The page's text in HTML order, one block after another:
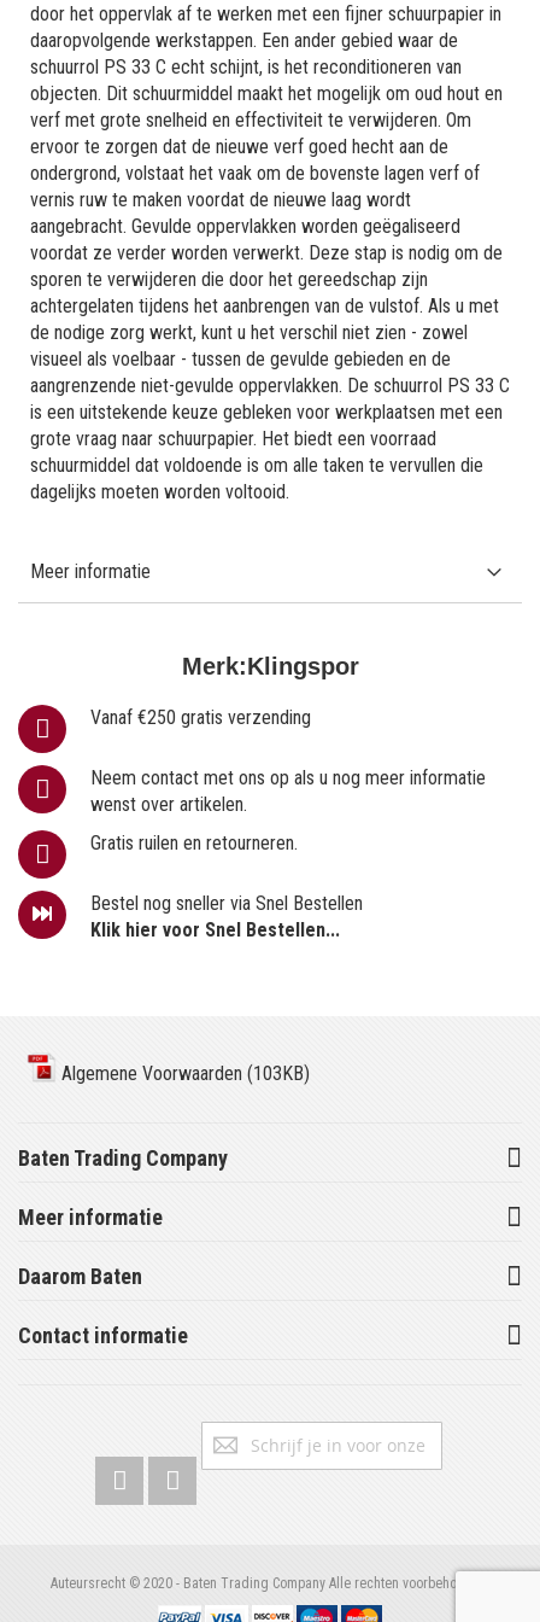
Merk:Klingspor
Vanaf €250 gratis verzending
Neem contact met ons op als u nog meer informatie
wenst over artikelen.
Gratis ruilen en retourneren.
Bestel nog sneller via Snel Bestellen
Klik hier voor Snel Bestellen...
door het oppervlak af te werken met een fijner schuurpapier in
daaropvolgende werkstappen. Een ander gebied waar de
schuurrol PS 33 C echt schijnt, is het reconditioneren van
objecten. Dit schuurmiddel maakt het mogelijk om oud hout en
verf met grote snelheid en effectiviteit te verwijderen. Om
ervoor te zorgen dat de nieuwe verf goed hecht aan de
ondergrond, volstaat het vaak om de bovenste lagen verf of
vernis ruw te maken voordat de nieuwe laag wordt
aangebracht. Gevulde oppervlakken worden geëgaliseerd
voordat ze verder worden verwerkt. Deze stap is nodig om de
sporen te verwijderen die door het gereedschap zijn
achtergelaten tijdens het aanbrengen van de vulstof. Als u met
de nodige zorg werkt, kunt u het verschil niet zien - zowel
visueel als voelbaar - tussen de gevulde gebieden en de
aangrenzende niet-gevulde oppervlakken. De schuurrol PS 33 C
is een uitstekende keuze gebleken voor werkplaatsen met een
grote vraag naar schuurpapier. Het biedt een voorraad
schuurmiddel dat voldoende is om alle taken te vervullen die
dagelijks moeten worden voltooid.
Meer informatie
Algemene Voorwaarden (103KB)
Baten Trading Company
Meer informatie
Daarom Baten
Contact informatie
Abonneer
Auteursrecht © 2020 - Baten Trading Company Alle rechten voorbehouden.